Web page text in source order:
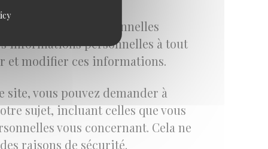
les données personnelles
informations personnelles à tout
et modifier ces informations.
site, vous pouvez demander à
sujet, incluant celles que vous
vous concernant. Cela ne
raisons de sécurité.